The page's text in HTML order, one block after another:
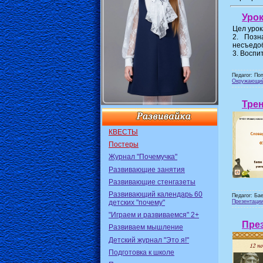
КВЕСТЫ
Постеры
Журнал "Почемучка"
Развивающие занятия
Развивающие стенгазеты
Развивающий календарь 60
детских "почему"
"Играем и развиваемся" 2+
Развиваем мышление
Детский журнал "Это я!"
Подготовка к школе
Цел
2.
3.
Педагог:
Педагог:
Презентации